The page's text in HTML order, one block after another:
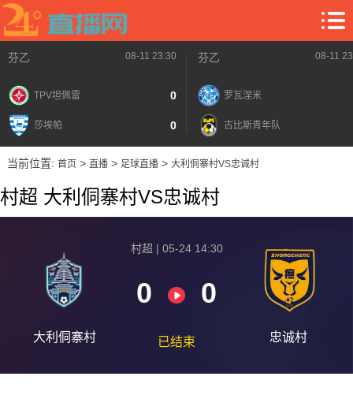
芬乙 08-11 23:30
TPV坦佩雷 0
莎埃帕 0
芬乙 08-11
罗瓦涅米
古比斯青年队
当前位置: 首页> 直播> 足球直播> 大利侗寨村VS忠诚村
村超 大利侗寨村VS忠诚村
大利侗寨村
村超 | 05-24 14:30
0 0
已结束 忠诚村